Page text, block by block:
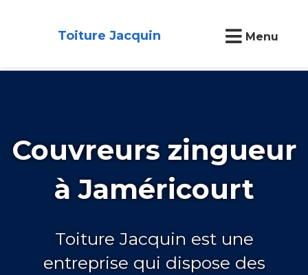
Toiture Jacquin Menu
Couvreurs zingueur
à Jaméricourt
Toiture Jacquin est une
entreprise qui dispose des